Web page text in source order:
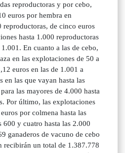
reproductoras y por cebo,
euros por hembra en
reproductoras, de cinco euros
hasta 1.000 reproductoras
En cuanto a las de cebo,
en las explotaciones de 50 a
euros en las de 1.001 a
en las que vayan hasta las
las mayores de 4.000 hasta
Por último, las explotaciones
por colmena hasta las
600 y cuatro hasta las 2.000
ganaderos de vacuno de cebo
recibirán un total de 1.387.778